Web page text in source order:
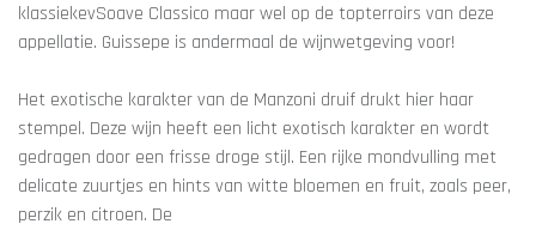
klassiekevSoave Classico maar wel op de topterroirs van deze
appellatie. Guissepe is andermaal de wijnwetgeving voor!
Het exotische karakter van de Manzoni druif drukt hier haar
stempel. Deze wijn heeft een licht exotisch karakter en wordt
gedragen door een frisse droge stijl. Een rijke mondvulling met
delicate zuurtjes en hints van witte bloemen en fruit, zoals peer,
perzik en citroen. De